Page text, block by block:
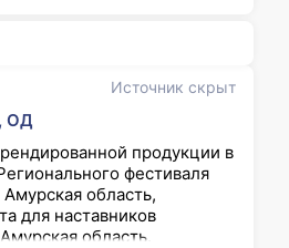
Источник скрыт
ОД
продукции в
фестиваля
область,
для наставников
область.